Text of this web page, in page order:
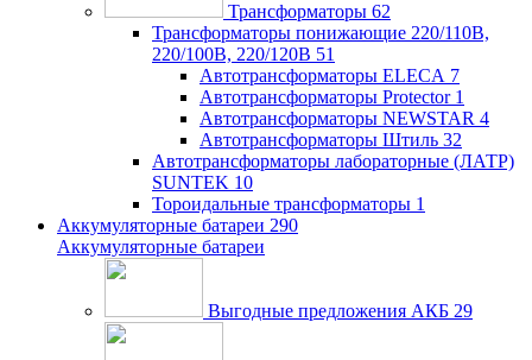
Трансформаторы 62
Трансформаторы понижающие 220/110В,
220/100В, 220/120В 51
Автотрансформаторы ELECA 7
Автотрансформаторы Protector 1
Автотрансформаторы NEWSTAR 4
Автотрансформаторы Штиль 32
Автотрансформаторы лабораторные (ЛАТР)
SUNTEK 10
Тороидальные трансформаторы 1
Аккумуляторные батареи 290
Аккумуляторные батареи
Выгодные предложения АКБ 29